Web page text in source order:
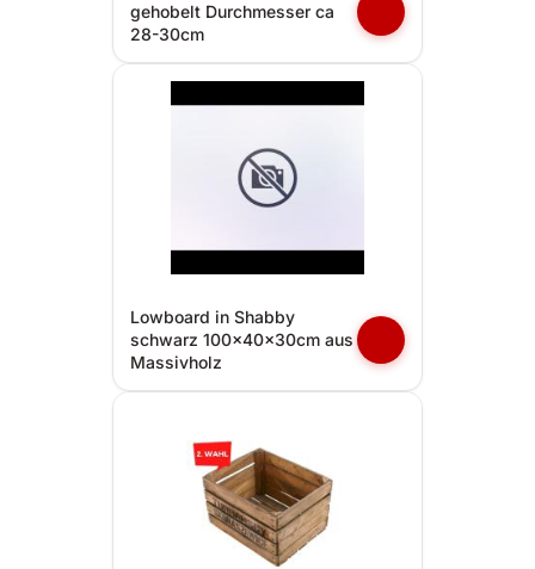
gehobelt Durchmesser ca
28-30cm
Lowboard in Shabby
schwarz 100x40x30cm aus
Massivholz